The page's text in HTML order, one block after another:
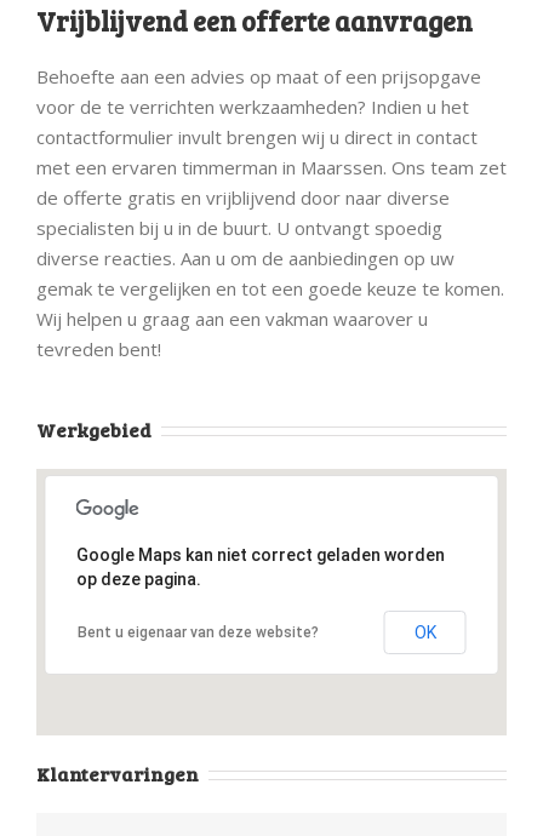
Vrijblijvend een offerte aanvragen
Behoefte aan een advies op maat of een prijsopgave
voor de te verrichten werkzaamheden? Indien u het
contactformulier invult brengen wij u direct in contact
met een ervaren timmerman in Maarssen. Ons team zet
de offerte gratis en vrijblijvend door naar diverse
specialisten bij u in de buurt. U ontvangt spoedig
diverse reacties. Aan u om de aanbiedingen op uw
gemak te vergelijken en tot een goede keuze te komen.
Wij helpen u graag aan een vakman waarover u
tevreden bent!
Werkgebied
Google Maps kan niet correct geladen worden
op deze pagina.
Bent u eigenaar van deze website? OK
Klantervaringen